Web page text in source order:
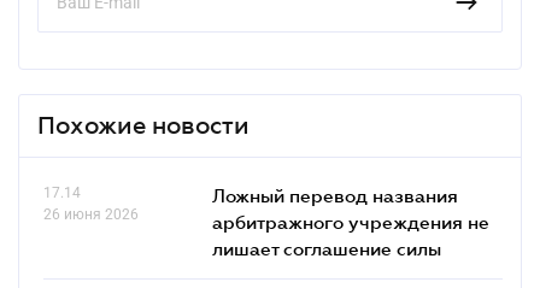
Похожие новости
17.14
26 июня 2026
Ложный перевод названия
арбитражного учреждения не
лишает соглашение силы